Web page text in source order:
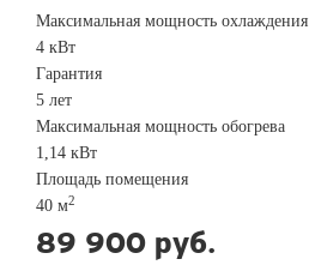
Максимальная мощность охлаждения
4 кВт
Гарантия
5 лет
Максимальная мощность обогрева
1,14 кВт
Площадь помещения
40 м2
89 900 руб.